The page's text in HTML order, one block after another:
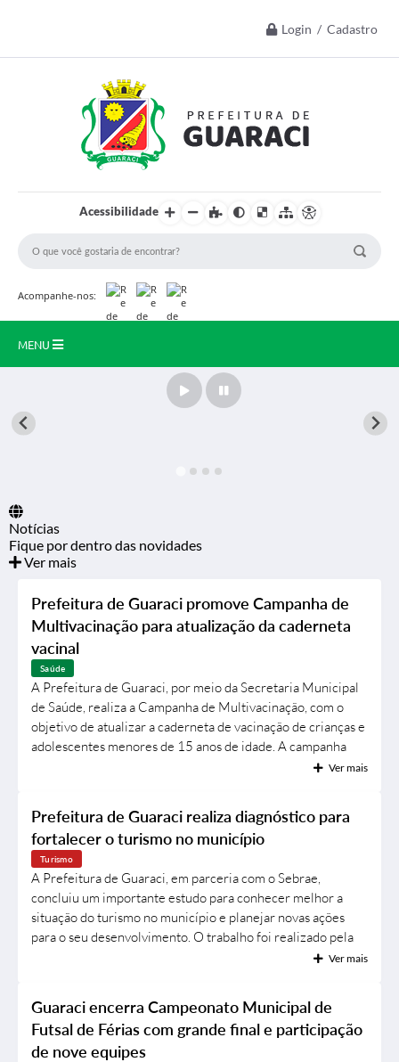
Login / Cadastro
Acessibilidade
Acompanhe-nos:
MENU
Prefeitura
Covid-19
Audiências Públicas
Coleta de Sugestões
Transparência
Editais
Suporte Técnico - Servidor
Galeria de Fotos
Arquivos para Download
Carta de Serviços
Notícias
Turismo
Galeria de Vídeos
Projetos
Notícias
Fique por dentro das novidades
Ver mais
Prefeitura de Guaraci promove Campanha de
Multivacinação para atualização da caderneta
vacinal
Saúde
A Prefeitura de Guaraci, por meio da Secretaria Municipal
de Saúde, realiza a Campanha de Multivacinação, com o
objetivo de atualizar a caderneta de vacinação de crianças e
adolescentes menores de 15 anos de idade. A campanha
doenças. Como parte da mobilização, será realizado o Dia D
de Multivacinação no...
Ver mais
Prefeitura de Guaraci realiza diagnóstico para
fortalecer o turismo no município
Turismo
A Prefeitura de Guaraci, em parceria com o Sebrae,
concluiu um importante estudo para conhecer melhor a
situação do turismo no município e planejar novas ações
para o seu desenvolvimento. O trabalho foi realizado pela
consultora do Sebrae Alessandra Bonadio Lopes, entre os
aos pontos turísticos, análise de documentos, reuniões com
a equipe da...
Ver mais
Guaraci encerra Campeonato Municipal de
Futsal de Férias com grande final e participação
de nove equipes